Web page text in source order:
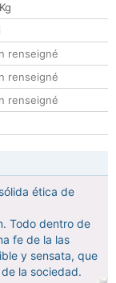
renseigné
renseigné
renseigné
ética de
Todo dentro de
fe de la las
y sensata, que
la sociedad.